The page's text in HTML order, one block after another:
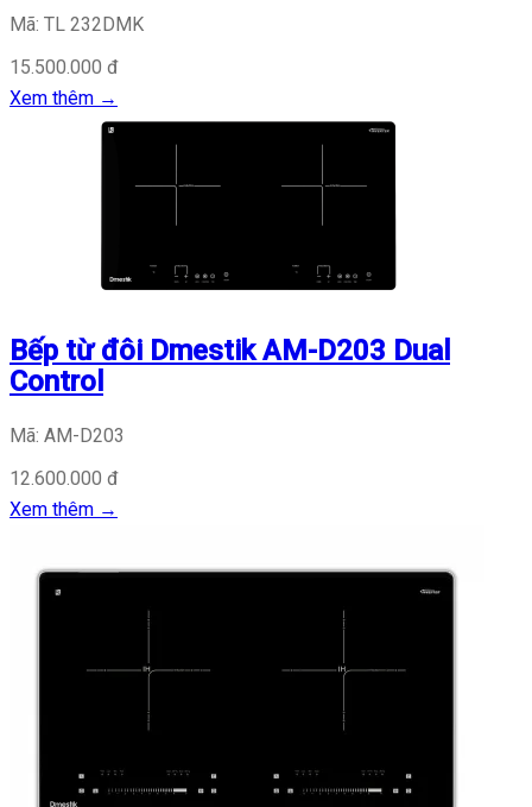
Mã: TL 232DMK
15.500.000 đ
Xem thêm →
Bếp từ đôi Dmestik AM-D203 Dual
Control
Mã: AM-D203
12.600.000 đ
Xem thêm →